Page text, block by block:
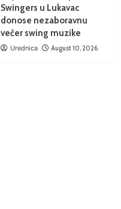
Swingers u Lukavac
donose nezaboravnu
večer swing muzike
Urednica August 10, 2026